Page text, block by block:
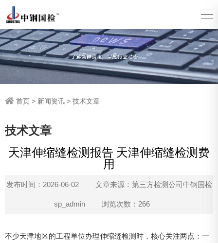
首页 > 新闻资讯 > 技术文章
技术文章
天津伸缩缝检测报告 天津伸缩缝检测费
用
发布时间：2026-06-02 文章来源：第三方检测公司中钢国检
sp_admin 浏览次数：266
不少天津地区的工程单位办理伸缩缝检测时，核心关注两点：一